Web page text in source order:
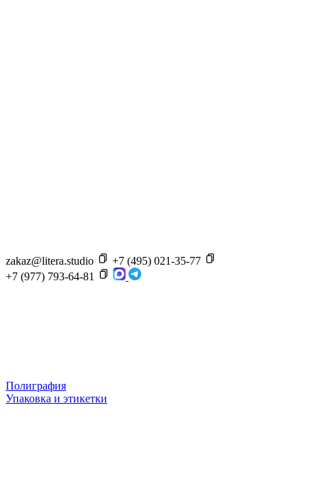
zakaz@litera.studio
+7 (495) 021-35-77
+7 (977) 793-64-81
Полиграфия
Упаковка и этикетки